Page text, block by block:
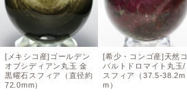
[メキシコ産]ゴールデン
オブシディアン丸玉 金
黒曜石スフィア（直径約
72.0mm）
[希少・コンゴ産]天然コ
バルトドロマイト丸玉/
スフィア（37.5-38.2m
m）